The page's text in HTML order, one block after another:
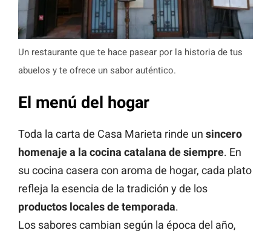
Un restaurante que te hace pasear por la historia de tus
abuelos y te ofrece un sabor auténtico.
El menú del hogar
Toda la carta de Casa Marieta rinde un sincero
homenaje a la cocina catalana de siempre. En
su cocina casera con aroma de hogar, cada plato
refleja la esencia de la tradición y de los
productos locales de temporada.
Los sabores cambian según la época del año,